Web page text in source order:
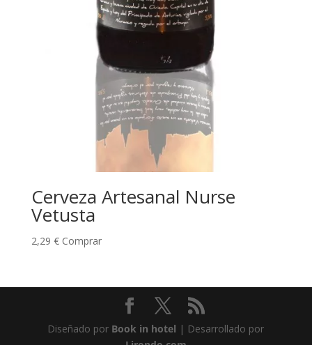
Cerveza Artesanal Nurse
Vetusta
2,29 € Comprar
Diseñado por Book in hotel | Desarrollado por